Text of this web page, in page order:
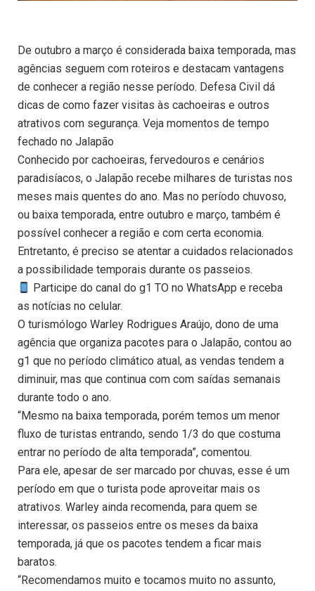
De outubro a março é considerada baixa temporada, mas
agências seguem com roteiros e destacam vantagens
de conhecer a região nesse período. Defesa Civil dá
dicas de como fazer visitas às cachoeiras e outros
atrativos com segurança. Veja momentos de tempo
fechado no Jalapão
Conhecido por cachoeiras, fervedouros e cenários
paradisíacos, o Jalapão recebe milhares de turistas nos
meses mais quentes do ano. Mas no período chuvoso,
ou baixa temporada, entre outubro e março, também é
possível conhecer a região e com certa economia.
Entretanto, é preciso se atentar a cuidados relacionados
a possibilidade temporais durante os passeios.
Participe do canal do g1 TO no WhatsApp e receba
as notícias no celular.
O turismólogo Warley Rodrigues Araújo, dono de uma
agência que organiza pacotes para o Jalapão, contou ao
g1 que no período climático atual, as vendas tendem a
diminuir, mas que continua com com saídas semanais
durante todo o ano.
“Mesmo na baixa temporada, porém temos um menor
fluxo de turistas entrando, sendo 1/3 do que costuma
entrar no período de alta temporada”, comentou.
Para ele, apesar de ser marcado por chuvas, esse é um
período em que o turista pode aproveitar mais os
atrativos. Warley ainda recomenda, para quem se
interessar, os passeios entre os meses da baixa
temporada, já que os pacotes tendem a ficar mais
baratos.
“Recomendamos muito e tocamos muito no assunto,